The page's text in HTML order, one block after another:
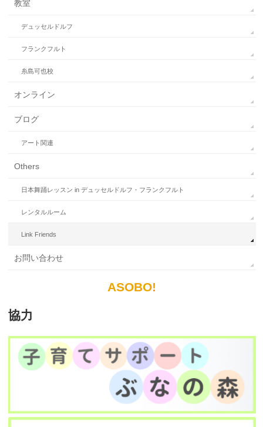
教室
デュッセルドルフ
フランクフルト
糸島可也校
オンライン
ブログ
アート関連
Others
日本舞踊レッスン in デュッセルドルフ・フランクフルト
レンタルルーム
Link Friends
お問い合わせ
ASOBO!
協力